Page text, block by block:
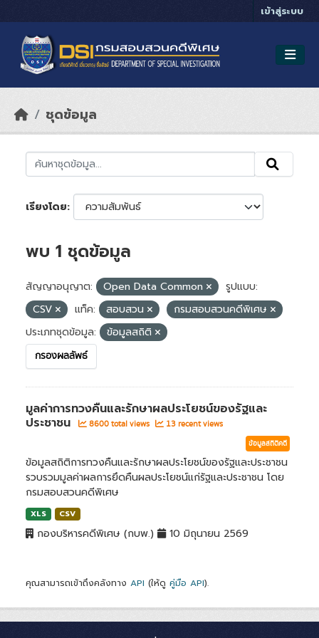
เข้าสู่ระบบ
ชุดข้อมูล
เรียงโดย
พบ 1 ชุดข้อมูล
สัญญาอนุญาต: Open Data Common
รูปแบบ:
CSV
แท็ค: สอบสวน
กรมสอบสวนคดีพิเศษ
ประเภทชุดข้อมูล:
ข้อมูลสถิติ
กรองผลลัพธ์
มูลค่าการทวงคืนและรักษาผลประโยชน์ของรัฐและ
ประชาชน
8600 total views 13 recent views
ข้อมูลสถิติคดี
ข้อมูลสถิติการทวงคืนและรักษาผลประโยชน์ของรัฐและประชาชน
รวบรวมมูลค่าผลการยึดคืนผลประโยชน์แก่รัฐและประชาชน โดย
กรมสอบสวนคดีพิเศษ
XLS CSV
กองบริหารคดีพิเศษ (กบพ.) 10 มิถุนายน 2569
คุณสามารถเข้าถึงคลังทาง API (ให้ดู คู่มือ API).